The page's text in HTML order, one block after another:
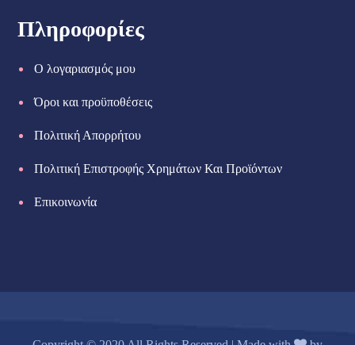
Πληροφορίες
Ο λογαριασμός μου
Όροι και προϋποθέσεις
Πολιτική Απορρήτου
Πολιτική Επιστροφής Χρημάτων Και Προϊόντων
Επικοινωνία